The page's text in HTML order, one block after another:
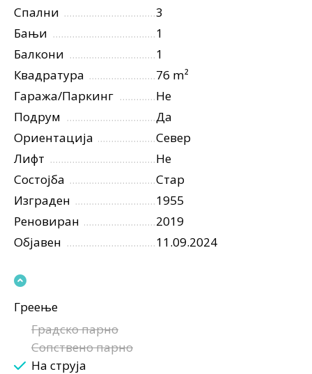
Спални
3
Бањи
1
Балкони
1
Квадратура
76 m²
Гаража/Паркинг
Не
Подрум
Да
Ориентација
Север
Лифт
Не
Состојба
Стар
Изграден
1955
Реновиран
2019
Објавен
11.09.2024
Греење
Градско парно
Сопствено парно
На струја